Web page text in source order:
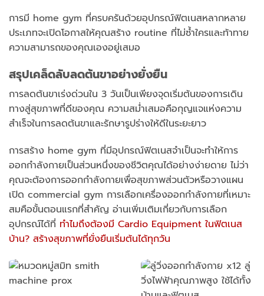
การมี home gym ที่ครบครันด้วยอุปกรณ์ฟิตเนสหลากหลาย
ประเภทจะเปิดโอกาสให้คุณสร้าง routine ที่ไม่ซ้ำใครและท้าทาย
ความสามารถของคุณเองอยู่เสมอ
สรุปเคล็ดลับลดต้นขาอย่างยั่งยืน
การลดต้นขาเร่งด่วนใน 3 วันเป็นเพียงจุดเริ่มต้นของการเดิน
ทางสู่สุขภาพที่ดีของคุณ ความสม่ำเสมอคือกุญแจแห่งความ
สำเร็จในการลดต้นขาและรักษารูปร่างให้ดีในระยะยาว
การสร้าง home gym ที่มีอุปกรณ์ฟิตเนสจำเป็นจะทำให้การ
ออกกำลังกายเป็นส่วนหนึ่งของชีวิตคุณได้อย่างง่ายดาย ไม่ว่า
คุณจะต้องการออกกำลังกายเพื่อสุขภาพส่วนตัวหรือวางแผน
เปิด commercial gym การเลือกเครื่องออกกำลังกายที่เหมาะ
สมคือขั้นตอนแรกที่สำคัญ อ่านเพิ่มเติมเกี่ยวกับการเลือก
อุปกรณ์ได้ที่ ทำไมถึงต้องมี Cardio Equipment ในฟิตเนส
บ้าน? สร้างสุขภาพที่ยั่งยืนเริ่มต้นได้ทุกวัน